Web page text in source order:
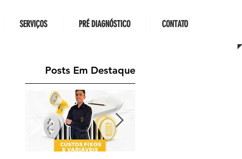
SERVIÇOS PRÉ DIAGNÓSTICO CONTATO
Posts Em Destaque